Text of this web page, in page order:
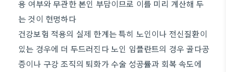
용 여부와 무관한 본인 부담이므로 이를 미리 계산해 두
는 것이 현명하다
건강보험 적용의 실제 한계는 특히 노인이나 전신질환이
있는 경우에 더 두드러진다 노인 임플란트의 경우 골다공
증이나 구강 조직의 퇴화가 수술 성공률과 회복 속도에